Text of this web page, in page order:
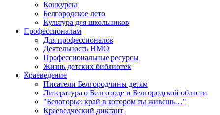
Конкурсы
Белгородское лето
Культура для школьников
Профессионалам
Для профессионалов
Деятельность НМО
Профессиональные ресурсы
Жизнь детских библиотек
Краеведение
Писатели Белгородчины детям
Литература о Белгороде и Белгородской области
"Белогорье: край в котором ты живешь…"
Краеведческий диктант